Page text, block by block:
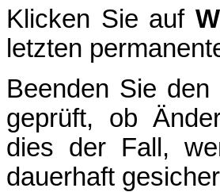
Klicken Sie auf
letzten
Beenden Sie
geprüft, ob
dies der Fall,
dauerhaft